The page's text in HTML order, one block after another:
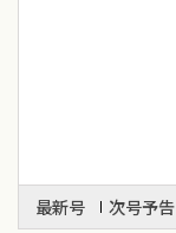
最新号 次号予告